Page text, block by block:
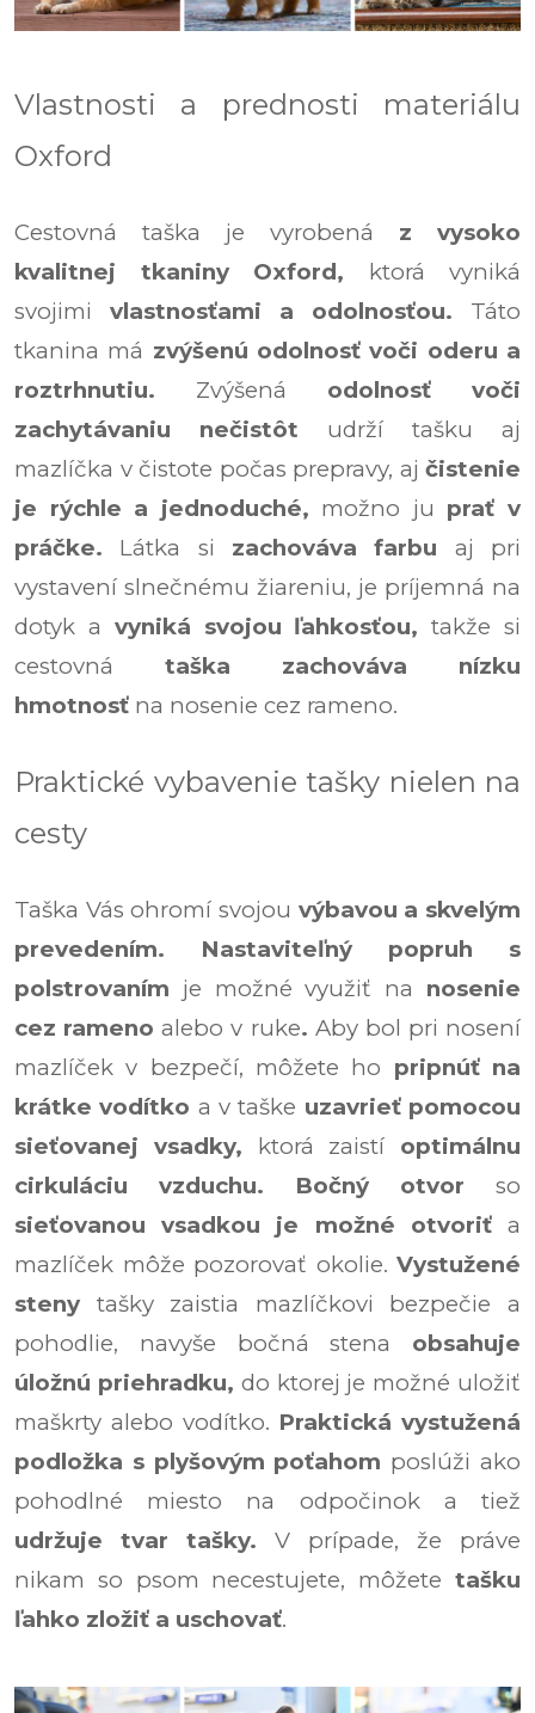
Vlastnosti a prednosti materiálu
Oxford
Cestovná taška je vyrobená z vysoko
kvalitnej tkaniny Oxford, ktorá vyniká
svojimi vlastnosťami a odolnosťou. Táto
tkanina má zvýšenú odolnosť voči oderu a
roztrhnutiu. Zvýšená odolnosť voči
zachytávaniu nečistôt udrží tašku aj
mazlíčka v čistote počas prepravy, aj čistenie
je rýchle a jednoduché, možno ju prať v
práčke. Látka si zachováva farbu aj pri
vystavení slnečnému žiareniu, je príjemná na
dotyk a vyniká svojou ľahkosťou, takže si
cestovná taška zachováva nízku
hmotnosť na nosenie cez rameno.
Praktické vybavenie tašky nielen na
cesty
Taška Vás ohromí svojou výbavou a skvelým
prevedením. Nastaviteľný popruh s
polstrovaním je možné využiť na nosenie
cez rameno alebo v ruke. Aby bol pri nosení
mazlíček v bezpečí, môžete ho pripnúť na
krátke vodítko a v taške uzavrieť pomocou
sieťovanej vsadky, ktorá zaistí optimálnu
cirkuláciu vzduchu.
Bočný otvor so
sieťovanou vsadkou je možné otvoriťa
mazlíček môže pozorovať okolie. Vystužené
steny tašky zaistia mazlíčkovi bezpečie a
pohodlie, navyše bočná stena obsahuje
úložnú priehradku, do ktorej je možné uložiť
maškrty alebo vodítko. Praktická vystužená
podložka s plyšovým poťahom poslúži ako
pohodlné miesto na odpočinok a tiež
udržuje tvar tašky. V prípade, že práve
nikam so psom necestujete, môžete tašku
ľahko zložiť a uschovať.